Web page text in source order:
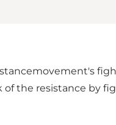
the resistance by